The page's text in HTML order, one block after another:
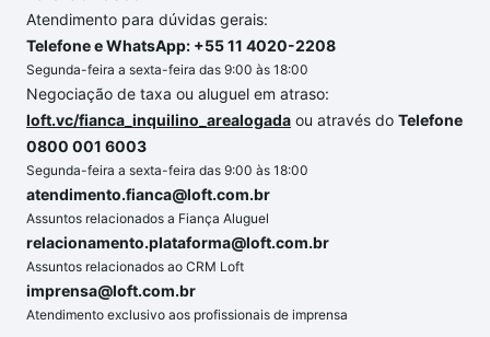
Atendimento para dúvidas gerais:
Telefone e WhatsApp: +55 11 4020-2208
Segunda-feira a sexta-feira das 9:00 às 18:00
Negociação de taxa ou aluguel em atraso:
loft.vc/fianca_inquilino_arealogada ou através do Telefone
0800 001 6003
Segunda-feira a sexta-feira das 9:00 às 18:00
atendimento.fianca@loft.com.br
Assuntos relacionados a Fiança Aluguel
relacionamento.plataforma@loft.com.br
Assuntos relacionados ao CRM Loft
imprensa@loft.com.br
Atendimento exclusivo aos profissionais de imprensa